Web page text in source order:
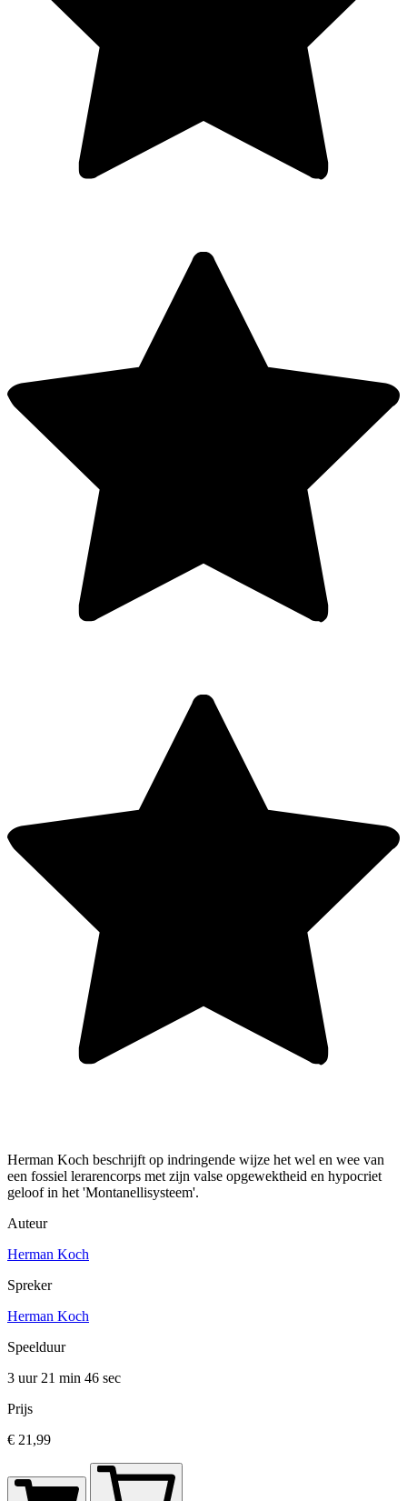
Herman Koch beschrijft op indringende wijze het wel en wee van
een fossiel lerarencorps met zijn valse opgewektheid en hypocriet
geloof in het 'Montanellisysteem'.
Auteur
Herman Koch
Spreker
Herman Koch
Speelduur
3 uur 21 min 46 sec
Prijs
€ 21,99